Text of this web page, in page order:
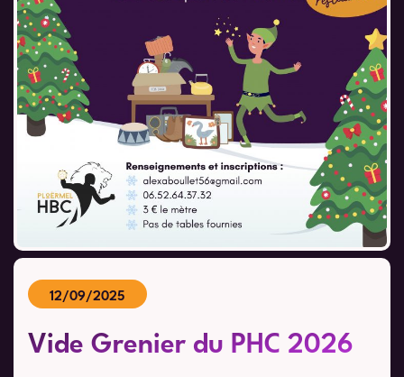
12/09/2025
Vide Grenier du PHC 2026